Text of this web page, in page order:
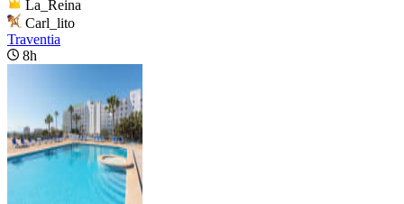
La_Reina
Carl_lito
Traventia
8h